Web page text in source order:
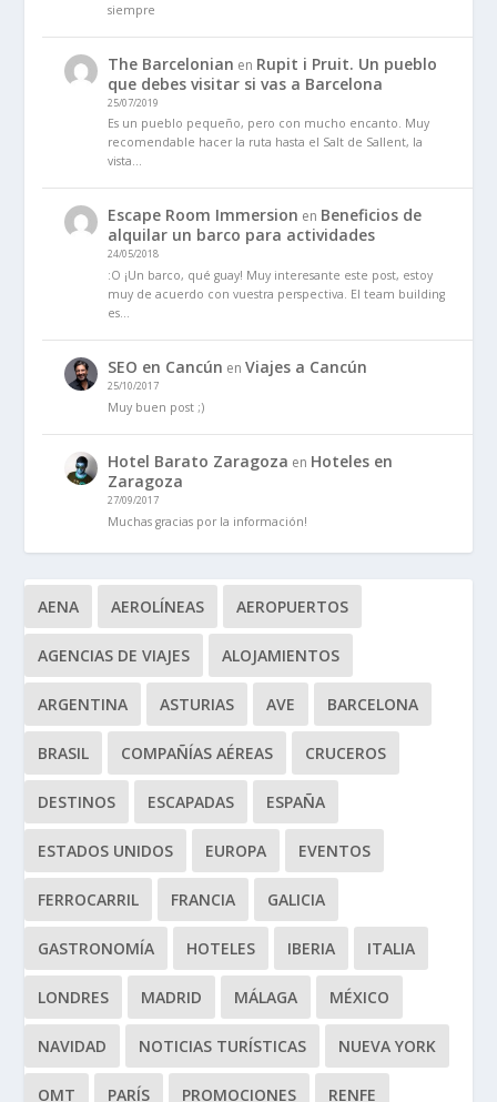
siempre
The Barcelonian en Rupit i Pruit. Un pueblo
que debes visitar si vas a Barcelona
25/07/2019
Es un pueblo pequeño, pero con mucho encanto. Muy
recomendable hacer la ruta hasta el Salt de Sallent, la
vista…
Escape Room Immersion en Beneficios de
alquilar un barco para actividades
24/05/2018
:O ¡Un barco, qué guay! Muy interesante este post, estoy
muy de acuerdo con vuestra perspectiva. El team building
es…
SEO en Cancún enViajes a Cancún
25/10/2017
Muy buen post ;)
Hotel Barato Zaragoza en Hoteles en
Zaragoza
27/09/2017
Muchas gracias por la información!
AENA AEROLÍNEAS AEROPUERTOS
AGENCIAS DE VIAJES ALOJAMIENTOS
ARGENTINA ASTURIAS AVE BARCELONA
BRASIL COMPAÑÍAS AÉREAS CRUCEROS
DESTINOS ESCAPADAS ESPAÑA
ESTADOS UNIDOS EUROPA EVENTOS
FERROCARRIL FRANCIA GALICIA
GASTRONOMÍA HOTELES IBERIA ITALIA
LONDRES MADRID MÁLAGA MÉXICO
NAVIDAD NOTICIAS TURÍSTICAS NUEVA YORK
OMT PARÍS PROMOCIONES RENFE